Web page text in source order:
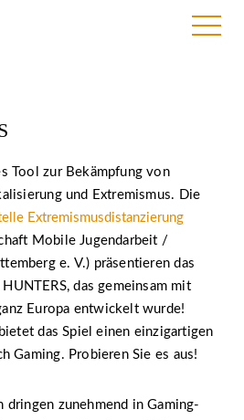
Tool zur Bekämpfung von
und Extremismus. Die
Extremismusdistanzierung
Mobile Jugendarbeit /
e. V.) präsentieren das
das gemeinsam mit
Europa entwickelt wurde!
das Spiel einen einzigartigen
Gaming. Probieren Sie es aus!
dringen zunehmend in Gaming-